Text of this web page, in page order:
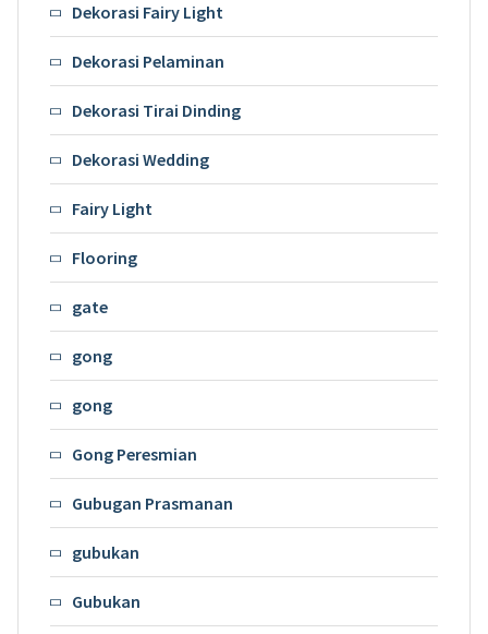
Dekorasi Fairy Light
Dekorasi Pelaminan
Dekorasi Tirai Dinding
Dekorasi Wedding
Fairy Light
Flooring
gate
gong
gong
Gong Peresmian
Gubugan Prasmanan
gubukan
Gubukan